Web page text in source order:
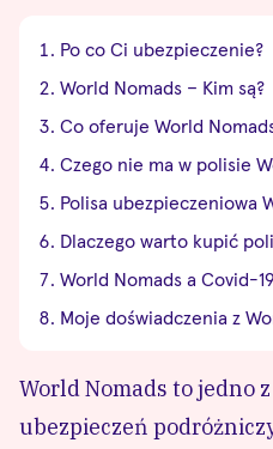
Po co Ci ubezpieczenie?
World Nomads – Kim są?
Co oferuje World
Czego nie ma w polisie
Polisa ubezpieczeniowa
Dlaczego warto kupić
World Nomads a Covid-19
Moje doświadczenia z
World Nomads to jedno
ubezpieczeń